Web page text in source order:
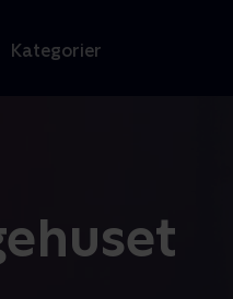
Kategorier